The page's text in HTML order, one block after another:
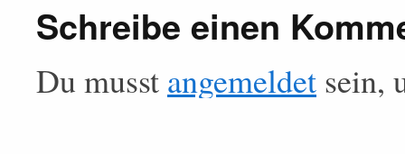
Schreibe einen
Du musst angemeldet sein,